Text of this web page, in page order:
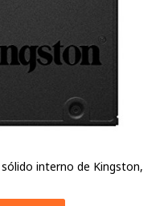
interno de Kingston,